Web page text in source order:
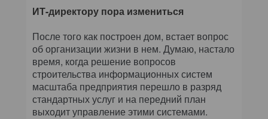
ИТ-директору пора измениться
После того как построен дом, встает вопрос
об организации жизни в нем. Думаю, настало
время, когда решение вопросов
строительства информационных систем
масштаба предприятия перешло в разряд
стандартных услуг и на передний план
выходит управление этими системами.